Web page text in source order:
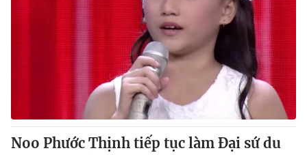
Noo Phước Thịnh tiếp tục làm Đại sứ du